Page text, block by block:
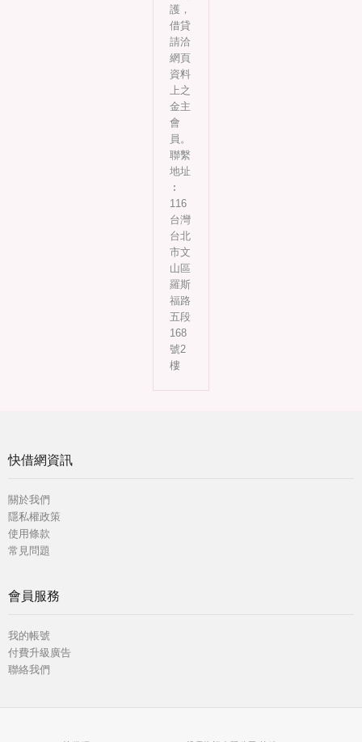
護，
借貸
請洽
網頁
資料
上之
金主
會
員。
聯繫
地址
︰
116
台灣
台北
市文
山區
羅斯
福路
五段
168
號2
樓
快借網資訊
關於我們
隱私權政策
使用條款
常見問題
會員服務
我的帳號
付費升級廣告
聯絡我們